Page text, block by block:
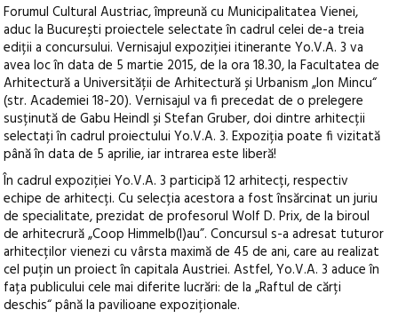
Forumul Cultural Austriac, împreună cu Municipalitatea Vienei,
aduc la București proiectele selectate în cadrul celei de-a treia
ediții a concursului. Vernisajul expoziției itinerante Yo.V.A. 3 va
avea loc în data de 5 martie 2015, de la ora 18.30, la Facultatea de
Arhitectură a Universității de Arhitectură și Urbanism „Ion Mincu“
(str. Academiei 18-20). Vernisajul va fi precedat de o prelegere
susținută de Gabu Heindl și Stefan Gruber, doi dintre arhitecții
selectați în cadrul proiectului Yo.V.A. 3. Expoziția poate fi vizitată
până în data de 5 aprilie, iar intrarea este liberă!
În cadrul expoziției Yo.V.A. 3 participă 12 arhitecți, respectiv
echipe de arhitecți. Cu selecția acestora a fost însărcinat un juriu
de specialitate, prezidat de profesorul Wolf D. Prix, de la biroul
de arhitecrură „Coop Himmelb(l)au”. Concursul s-a adresat tuturor
arhitecților vienezi cu vârsta maximă de 45 de ani, care au realizat
cel puțin un proiect în capitala Austriei. Astfel, Yo.V.A. 3 aduce în
fața publicului cele mai diferite lucrări: de la „Raftul de cărți
deschis“ până la pavilioane expoziționale.